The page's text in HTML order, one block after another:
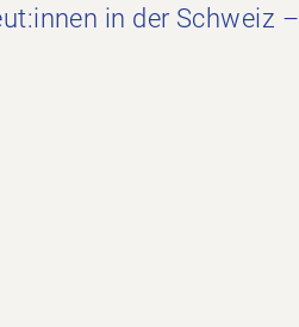
in der Schweiz –